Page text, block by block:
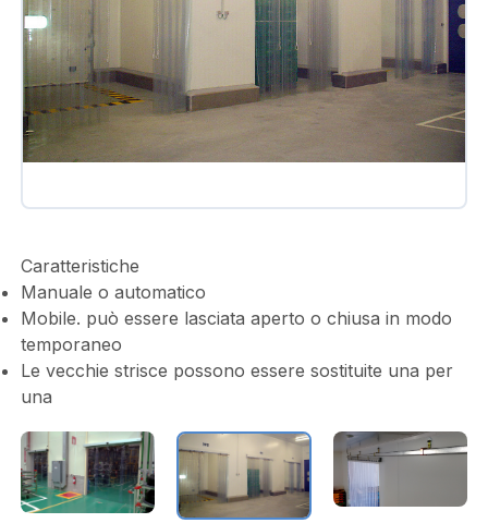
Caratteristiche
Manuale o automatico
Mobile. può essere lasciata aperto o chiusa in modo
temporaneo
Le vecchie strisce possono essere sostituite una per
una